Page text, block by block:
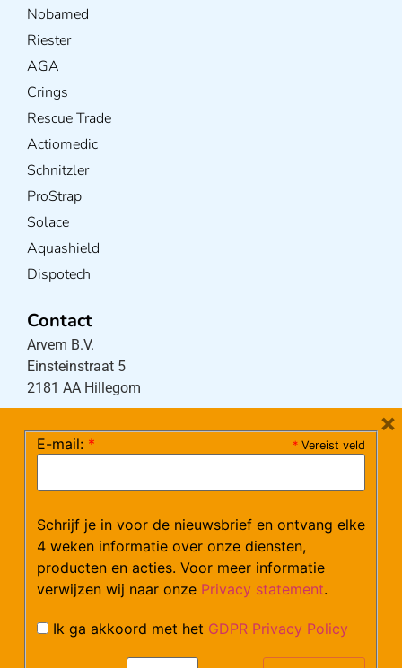
Nobamed
Riester
AGA
Crings
Rescue Trade
Actiomedic
Schnitzler
ProStrap
Solace
Aquashield
Dispotech
Contact
Arvem B.V.
Einsteinstraat 5
2181 AA Hillegom
Tel:0252-533256
08:30-16:00 uur)
Mail:
klantenservice@arvem.nl
Werken bij Arvem?
Bekijk hier onze vacatures.
* Vereist veld
E-mail: *
Schrijf je in voor de nieuwsbrief en ontvang elke
4 weken informatie over onze diensten,
producten en acties. Voor meer informatie
verwijzen wij naar onze Privacy statement.
Ik ga akkoord met het GDPR Privacy Policy
×